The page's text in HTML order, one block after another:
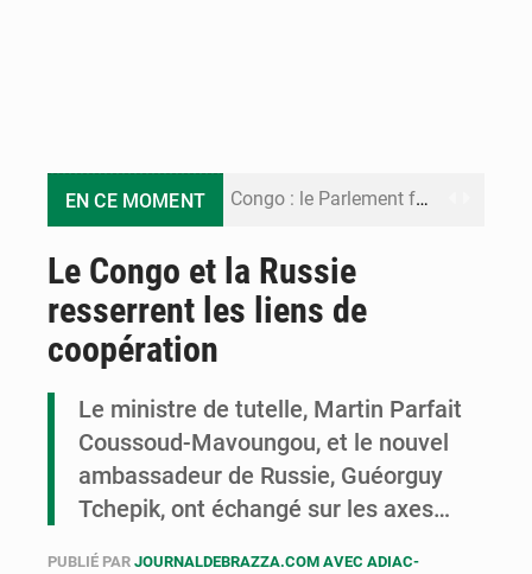
EN CE MOMENT Congo : le Parlement formule 28 recommandations sur le Cadre budgétaire 2027-2029
Le Congo se dote d’un programme national pour valoriser les produits forestiers non ligneux
Le Congo et la Russie
resserrent les liens de
coopération
Le ministre de tutelle, Martin Parfait
Coussoud-Mavoungou, et le nouvel
ambassadeur de Russie, Guéorguy
Tchepik, ont échangé sur les axes…
PUBLIÉ PAR JOURNALDEBRAZZA.COM AVEC ADIAC-